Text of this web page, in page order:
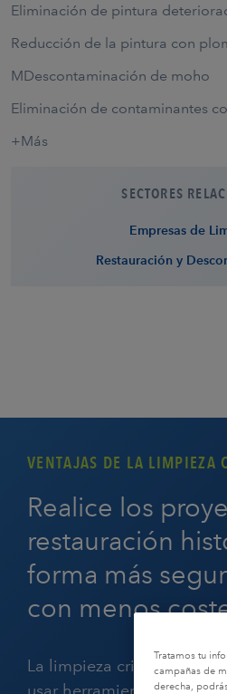
Eliminación de pintura
Reducción de la pintura con
MDescontaminación de moho
Eliminación de contaminantes
+Más
SECTORES
Empresas de
Restauración y
VENTAJAS DE LA LIMPIEZA
Realice los
restauración
forma más
con menos
La limpieza criogénica
usar herramientas
Tratamos tu
campañas de
derecha,